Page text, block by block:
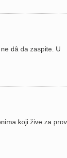
dâ da zaspite. U
koji žive za